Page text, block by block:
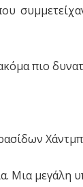
πιο
Μια μεγάλη